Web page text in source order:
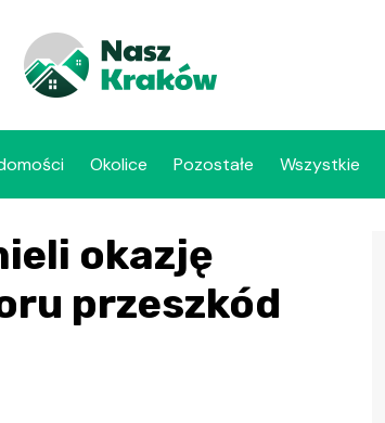
Okolice Pozostałe Wszystkie
okazję
przeszkód